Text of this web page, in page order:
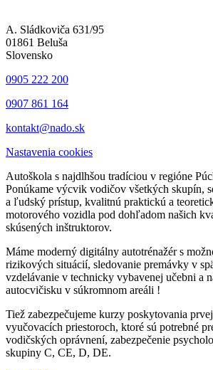
A. Sládkoviča 631/95
01861 Beluša
Slovensko
0905 222 200
0907 861 164
kontakt@nado.sk
Nastavenia cookies
Autoškola s najdlhšou tradíciou v regióne
Ponúkame výcvik vodičov všetkých skupín,
a ľudský prístup, kvalitnú praktickú a
motorového vozidla pod dohľadom našich
skúsených inštruktorov.
Máme moderný digitálny autotrénažér s
rizikových situácií, sledovanie premávky v
vzdelávanie v technicky vybavenej učebni a
autocvičisku v súkromnom areáli !
Tiež zabezpečujeme kurzy poskytovania
vyučovacích priestoroch, ktoré sú potrebné
vodičských oprávnení, zabezpečenie
skupiny C, CE, D, DE.